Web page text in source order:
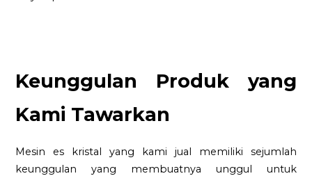
Keunggulan Produk yang
Kami Tawarkan
Mesin es kristal yang kami jual memiliki sejumlah
keunggulan yang membuatnya unggul untuk